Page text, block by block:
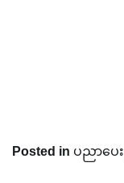
Posted in ပညာပေး